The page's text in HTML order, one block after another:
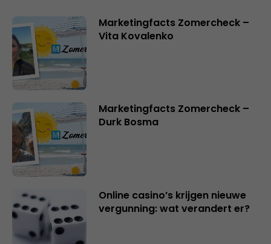
Marketingfacts Zomercheck –
Vita Kovalenko
Marketingfacts Zomercheck –
Durk Bosma
Online casino’s krijgen nieuwe
vergunning: wat verandert er?